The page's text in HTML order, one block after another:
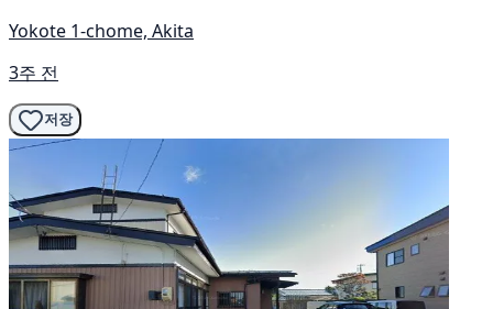
Yokote 1-chome, Akita
3주 전
저장